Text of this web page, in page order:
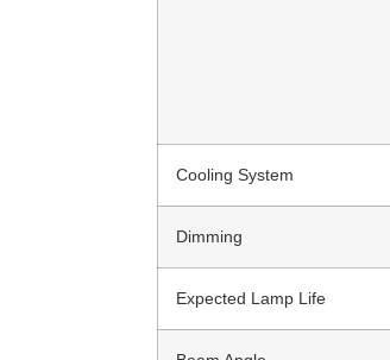
Cooling System
Dimming
Expected Lamp Life